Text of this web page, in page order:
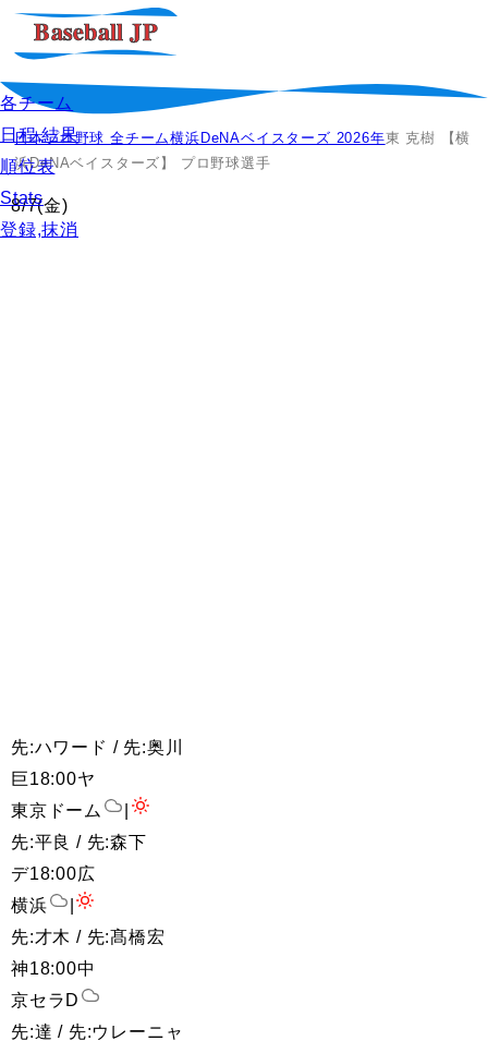
各チーム
日程,結果
順位表
Stats
登録,抹消
日本プロ野球 全チーム横浜DeNAベイスターズ 2026年東 克樹 【横
浜DeNAベイスターズ】 プロ野球選手
8/7(金)
先:ハワード / 先:奥川
巨18:00ヤ
東京ドーム
先:平良 / 先:森下
デ18:00広
横浜
先:才木 / 先:髙橋宏
神18:00中
京セラD
先:達 / 先:ウレーニャ